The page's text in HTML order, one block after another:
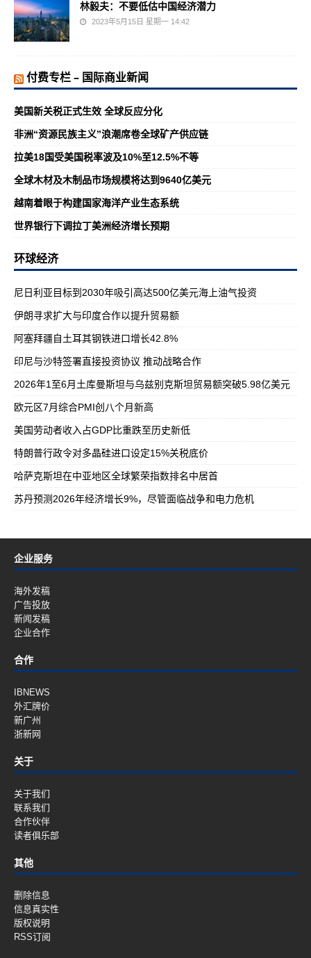
林毅夫：不要低估中国经济潜力
2023年5月15日 星期一 14:42
付费专栏 – 国际商业新闻
美国新关税正式生效 全球反应分化
非洲“资源民族主义”浪潮席卷全球矿产供应链
拉美18国受美国税率波及10%至12.5%不等
全球木材及木制品市场规模将达到9640亿美元
越南着眼于构建国家海洋产业生态系统
世界银行下调拉丁美洲经济增长预期
环球经济
尼日利亚目标到2030年吸引高达500亿美元海上油气投资
伊朗寻求扩大与印度合作以提升贸易额
阿塞拜疆自土耳其钢铁进口增长42.8%
印尼与沙特签署直接投资协议 推动战略合作
2026年1至6月土库曼斯坦与乌兹别克斯坦贸易额突破5.98亿美元
欧元区7月综合PMI创八个月新高
美国劳动者收入占GDP比重跌至历史新低
特朗普行政令对多晶硅进口设定15%关税底价
哈萨克斯坦在中亚地区全球繁荣指数排名中居首
苏丹预测2026年经济增长9%，尽管面临战争和电力危机
企业服务
海外发稿
广告投放
新闻发稿
企业合作
合作
IBNEWS
外汇牌价
新广州
浙新网
关于
关于我们
联系我们
合作伙伴
读者俱乐部
其他
删除信息
信息真实性
版权说明
RSS订阅